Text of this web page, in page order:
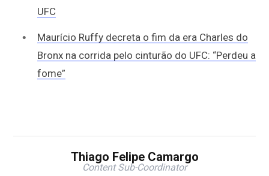
UFC
Maurício Ruffy decreta o fim da era Charles do
Bronx na corrida pelo cinturão do UFC: “Perdeu a
fome”
Thiago Felipe Camargo
Content Sub-Coordinator